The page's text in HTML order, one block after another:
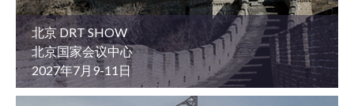
北京 DRT SHOW
北京国家会议中心
2027年7月9-11日